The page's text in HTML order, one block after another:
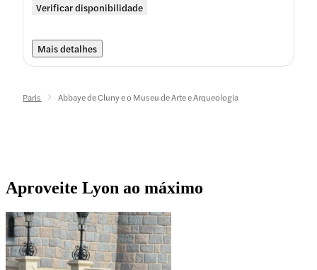
Verificar disponibilidade
Mais detalhes
Paris Abbaye de Cluny e o Museu de Arte e Arqueologia
Aproveite Lyon ao máximo